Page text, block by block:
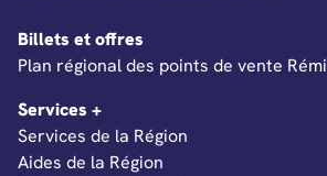
Ardenais (18)
Ardon (45)
Areines (41)
Billets et offres
Ouverture dans un nouvel onglet
Plan régional des points de vente Rémi
Services +
Services de la Région
Aides de la Région